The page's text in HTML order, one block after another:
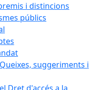
i distincions
públics
suggeriments i